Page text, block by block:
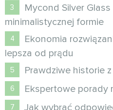
Mycond Silver
minimalistycznej formie
Ekonomia
lepsza od prądu
Prawdziwe historie
Ekspertowe porady
Jak wybrać